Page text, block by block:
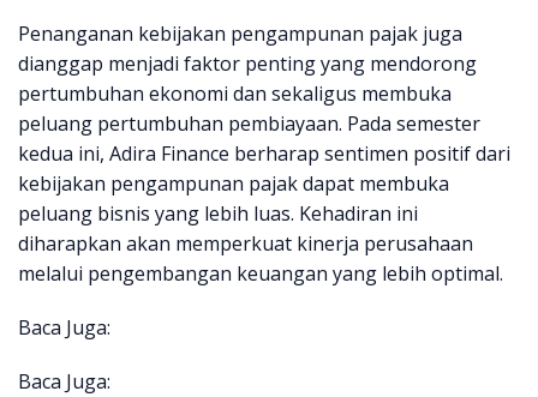
Penanganan kebijakan pengampunan pajak juga
dianggap menjadi faktor penting yang mendorong
pertumbuhan ekonomi dan sekaligus membuka
peluang pertumbuhan pembiayaan. Pada semester
kedua ini, Adira Finance berharap sentimen positif dari
kebijakan pengampunan pajak dapat membuka
peluang bisnis yang lebih luas. Kehadiran ini
diharapkan akan memperkuat kinerja perusahaan
melalui pengembangan keuangan yang lebih optimal.
Baca Juga:
Baca Juga: